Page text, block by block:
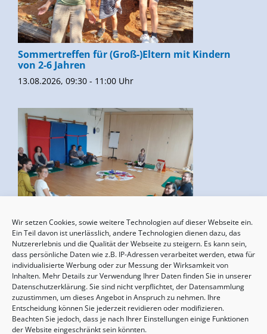
Wir setzen Cookies, sowie weitere Technologien auf dieser Webseite ein.
Ein Teil davon ist unerlässlich, andere Technologien dienen dazu, das
Nutzererlebnis und die Qualität der Webseite zu steigern. Es kann sein,
dass persönliche Daten wie z.B. IP-Adressen verarbeitet werden, etwa für
individualisierte Werbung oder zur Messung der Wirksamkeit von
Inhalten. Mehr Details zur Verwendung Ihrer Daten finden Sie in unserer
Datenschutzerklärung. Sie sind nicht verpflichtet, der Datensammlung
zuzustimmen, um dieses Angebot in Anspruch zu nehmen. Ihre
Entscheidung können Sie jederzeit revidieren oder modifizieren.
Beachten Sie jedoch, dass je nach Ihrer Einstellungen einige Funktionen
der Website eingeschränkt sein könnten.
Sommertreffen für (Groß-)Eltern mit Kindern
von 2-6 Jahren
13.08.2026, 09:30 - 11:00 Uhr
Geburtsvorbereitung
15.08.2026, 10:00 - 17:00 Uhr